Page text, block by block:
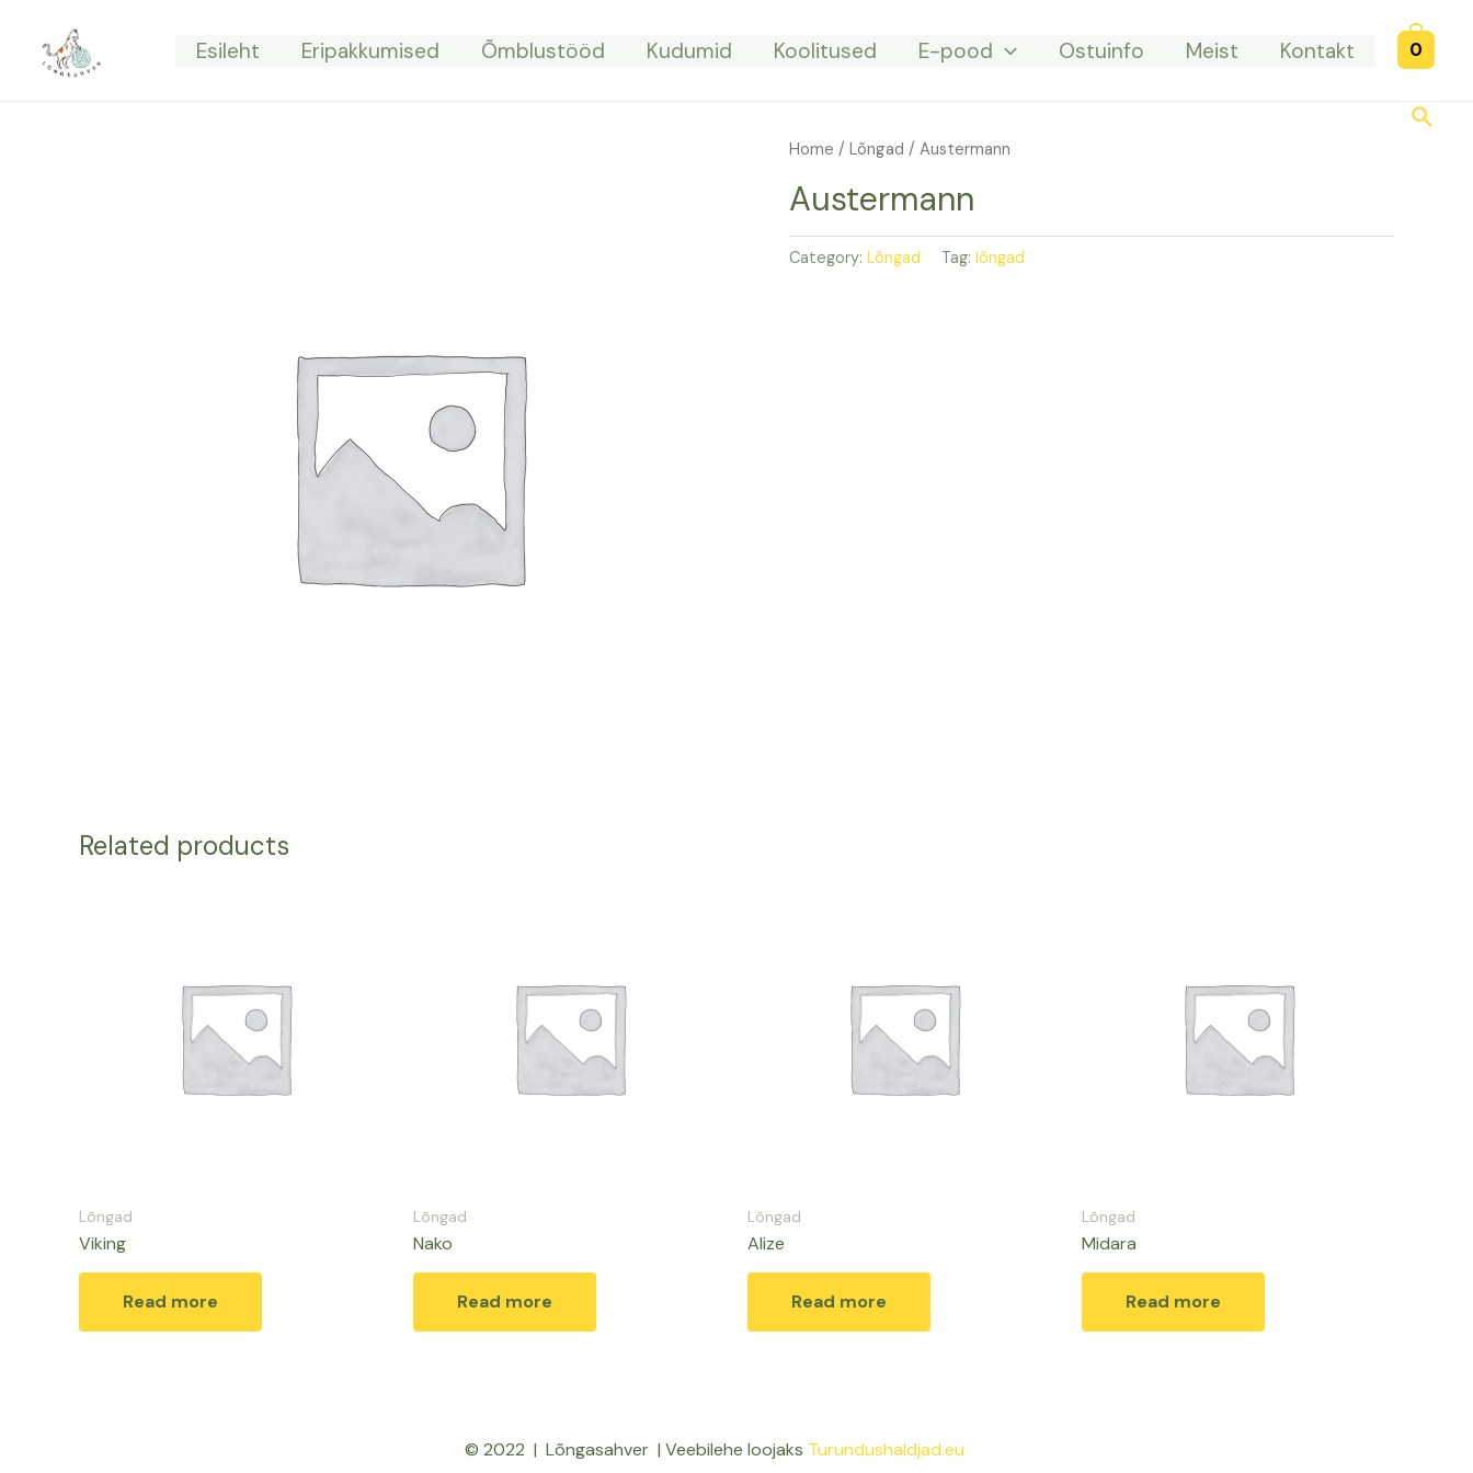
content
Esileht Eripakkumised Õmblustööd Kudumid Koolitused E-pood Ostuinfo Meist Kontakt 0
Home / Lõngad / Austermann
Austermann
Category: Lõngad Tag: lõngad
Related products
Lõngad
Viking
Read more
Lõngad
Nako
Read more
Lõngad
Alize
Read more
Lõngad
Midara
Read more
© 2022 | Lõngasahver | Veebilehe loojaks Turundushaldjad.eu